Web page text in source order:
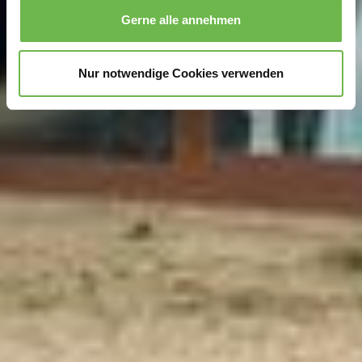
zu können und die Zugriffe auf unsere Website zu
analysieren.Danke, dass Sie uns in unserer Arbeit
unterstützen!
erhobenen Daten in den USA durch Google und
Präferenzen, Statistiken oder Marketing ankreuzen und
auf „Auswahl manuell festlegen“ klicken, willigen Sie
Ihre Daten in den USA verarbeitet werden. Die USA
werden vom Europäischen Gerichtshof als ein Land mit
einem nach EU-Standards unzureichendem
Datenschutzniveau eingeschätzt. Es besteht
insbesondere das Risiko, dass Ihre Daten durch US-
Behörden, zu Kontroll- und zu Überwachungszwecken,
möglicherweise auch ohne Rechtsbehelfsmöglichkeiten,
verarbeitet werden können. Wenn Sie auf "Auswahl
manuell festlegen" klicken und keine der optionalen
Gerne alle annehmen
Nur notwendige Cookies verwenden